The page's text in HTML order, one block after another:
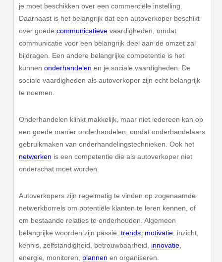
je moet beschikken over een commerciële instelling.
Daarnaast is het belangrijk dat een autoverkoper beschikt
over goedecommunicatieve vaardigheden, omdat
communicatie voor een belangrijk deel aan de omzet zal
bijdragen. Een andere belangrijke competentie is het
kunnenonderhandelen en je sociale vaardigheden. De
sociale vaardigheden als autoverkoper zijn echt belangrijk
te noemen.
Onderhandelen klinkt makkelijk, maar niet iedereen kan op
een goede manier onderhandelen, omdat onderhandelaars
gebruikmaken van onderhandelingstechnieken. Ook het
netwerken is een competentie die als autoverkoper niet
onderschat moet worden.
Autoverkopers zijn regelmatig te vinden op zogenaamde
netwerkborrels om potentiële klanten te leren kennen, of
om bestaande relaties te onderhouden. Algemeen
belangrijke woorden zijn passie,trends motivatie , inzicht,
kennis, zelfstandigheid, betrouwbaarheid, innovatie
energie, monitoren, plannen en organiseren.